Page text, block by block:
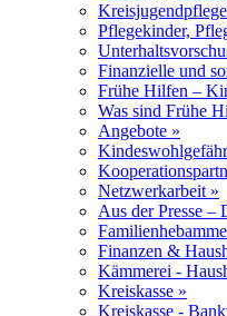
Pflegekinder,
Finanzielle und
Frühe Hilfen –
Was sind Frühe
Angebote »
Netzwerkarbeit »
Aus der Presse –
Finanzen &
Kämmerei -
Kreiskasse »
Kreiskasse -